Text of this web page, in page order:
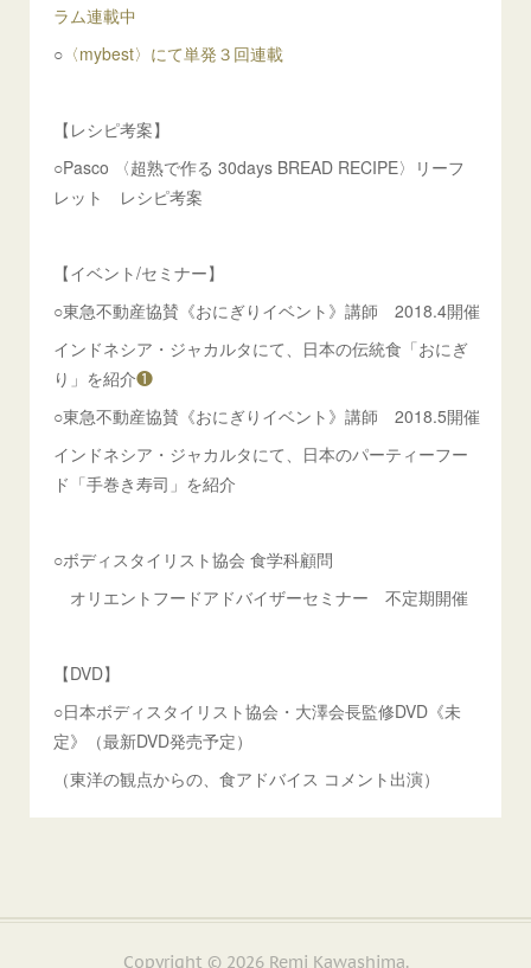
ラム連載中
○ 〈mybest〉にて単発３回連載
【レシピ考案】
○Pasco 〈超熟で作る 30days BREAD RECIPE〉リーフ
レット レシピ考案
【イベント/セミナー】
○東急不動産協賛《おにぎりイベント》講師 2018.4開催
インドネシア・ジャカルタにて、日本の伝統食「おにぎ
り」を紹介❶
○東急不動産協賛《おにぎりイベント》講師 2018.5開催
インドネシア・ジャカルタにて、日本のパーティーフー
ド「手巻き寿司」を紹介
○ボディスタイリスト協会 食学科顧問
オリエントフードアドバイザーセミナー 不定期開催
【DVD】
○日本ボディスタイリスト協会・大澤会長監修DVD《未
定》（最新DVD発売予定）
（東洋の観点からの、食アドバイス コメント出演）
Copyright © 2026 Remi Kawashima.